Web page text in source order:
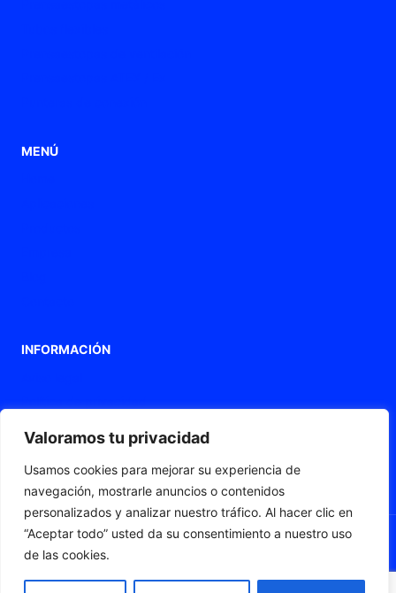
Valoramos tu privacidad
Usamos cookies para mejorar su experiencia de
navegación, mostrarle anuncios o contenidos
personalizados y analizar nuestro tráfico. Al hacer clic en
“Aceptar todo” usted da su consentimiento a nuestro uso
de las cookies.
MENÚ
INFORMACIÓN
Declaración de accesibilidad
Mapa web
© 2026 Fleximat